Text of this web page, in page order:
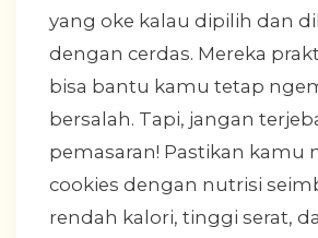
yang oke kalau dipilih dan
dengan cerdas. Mereka
bisa bantu kamu tetap
bersalah. Tapi, jangan
pemasaran! Pastikan kamu
cookies dengan nutrisi
rendah kalori, tinggi serat,